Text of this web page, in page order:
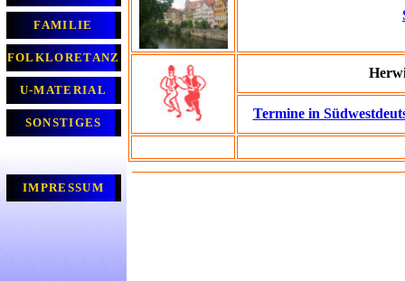
FAMILIE
FOLKLORETANZ
U-MATERIAL
SONSTIGES
IMPRESSUM
Termine in